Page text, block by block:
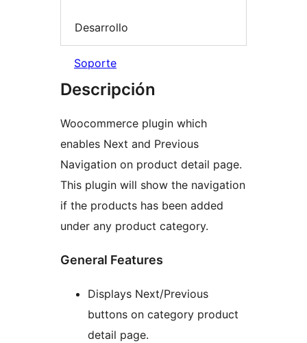
Desarrollo
Soporte
Descripción
Woocommerce plugin which
enables Next and Previous
Navigation on product detail page.
This plugin will show the navigation
if the products has been added
under any product category.
General Features
Displays Next/Previous
buttons on category product
detail page.